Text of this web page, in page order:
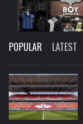
POPULAR LATEST